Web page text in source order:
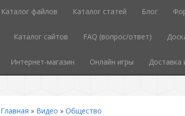
Каталог файлов Каталог статей Блог
Каталог сайтов FAQ (вопрос/ответ)
Интернет-магазин Онлайн игры Доставка
Главная » Видео » Общество